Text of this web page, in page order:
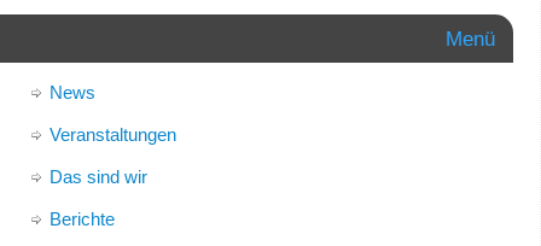
Menü
News
Veranstaltungen
Das sind wir
Berichte